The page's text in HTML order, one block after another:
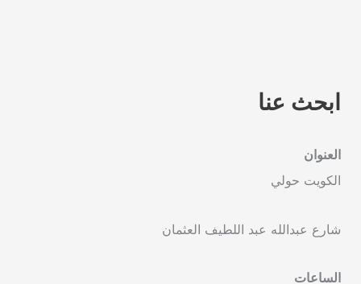
ابحث عنا
العنوان
الكويت حولي
شارع عبدالله عبد اللطيف العثمان
الساعات